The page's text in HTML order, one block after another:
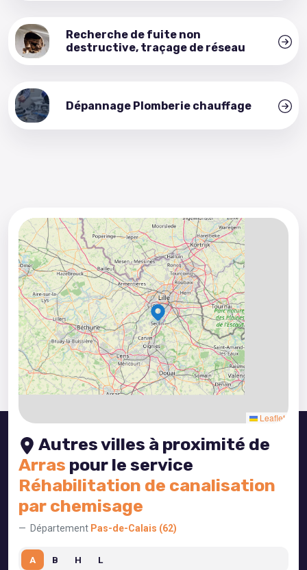
Recherche de fuite non
destructive, traçage de réseau
Dépannage Plomberie chauffage
3
4
5
3
2
5
8
Leaflet
Autres villes à proximité de
Arras pour le service
Réhabilitation de canalisation
par chemisage
Département Pas-de-Calais (62)
A B H L